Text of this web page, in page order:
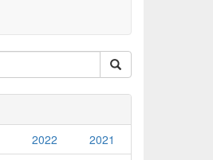
2022
2021